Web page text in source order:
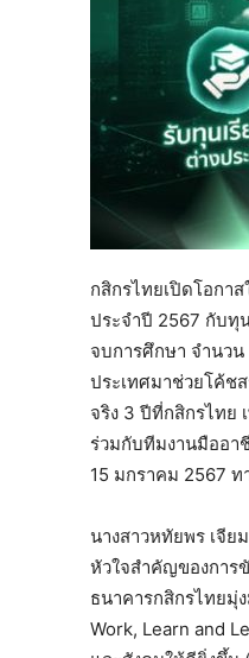
กสิกรไทยเปิดโอกา
ประจำปี 2567 กับทุ
จบการศึกษา จำนว
ประเทศมาช่วยโค้ช
จริง 3 ปีที่กสิกรไทย
ร่วมกับทีมงานมืออา
15 มกราคม 2567
นางสาวหทัยพร เจีย
หัวใจสำคัญของการ
ธนาคารกสิกรไทยมุ่
Work, Learn and